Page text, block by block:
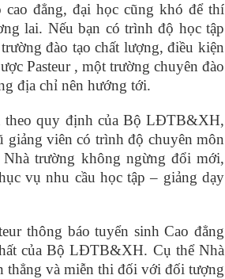
đẳng, đại học cũng khó để thí
lai. Nếu bạn có trình độ học tập
đào tạo chất lượng, điều kiện
Pasteur , một trường chuyên đào
địa chỉ nên hướng tới.
theo quy định của Bộ LĐTB&XH,
giảng viên có trình độ chuyên môn
trường không ngừng đổi mới,
vụ nhu cầu học tập – giảng dạy
thông báo tuyển sinh Cao đẳng
của Bộ LĐTB&XH. Cụ thể Nhà
thẳng và miễn thi đối với đối tượng